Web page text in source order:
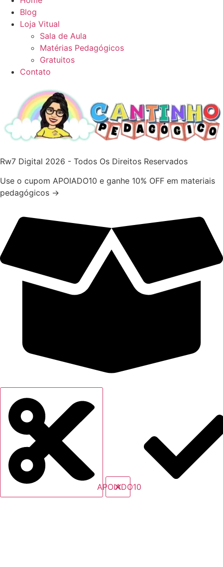
Blog
Loja Vitual
Sala de Aula
Matérias Pedagógicos
Gratuitos
Contato
Rw7 Digital 2026 - Todos Os Direitos Reservados
Use o cupom APOIADO10 e ganhe 10% OFF em materiais
pedagógicos →
APOIADO10